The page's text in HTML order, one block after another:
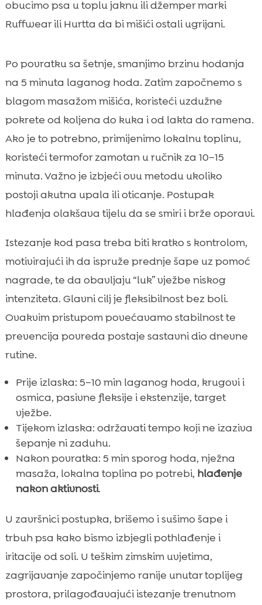
obucimo psa u toplu jaknu ili džemper marki
Ruffwear ili Hurtta da bi mišići ostali ugrijani.
Po povratku sa šetnje, smanjimo brzinu hodanja
na 5 minuta laganog hoda. Zatim započnemo s
blagom masažom mišića, koristeći uzdužne
pokrete od koljena do kuka i od lakta do ramena.
Ako je to potrebno, primijenimo lokalnu toplinu,
koristeći termofor zamotan u ručnik za 10–15
minuta. Važno je izbjeći ovu metodu ukoliko
postoji akutna upala ili oticanje. Postupak
hlađenja olakšava tijelu da se smiri i brže oporavi.
Istezanje kod pasa treba biti kratko s kontrolom,
motivirajući ih da ispruže prednje šape uz pomoć
nagrade, te da obavljaju “luk” vježbe niskog
intenziteta. Glavni cilj je fleksibilnost bez boli.
Ovakvim pristupom povećavamo stabilnost te
prevencija povreda postaje sastavni dio dnevne
rutine.
Prije izlaska: 5–10 min laganog hoda, krugovi i
osmica, pasivne fleksije i ekstenzije, target
vježbe.
Tijekom izlaska: održavati tempo koji ne izaziva
šepanje ni zaduhu.
Nakon povratka: 5 min sporog hoda, nježna
masaža, lokalna toplina po potrebi, hlađenje
nakon aktivnosti.
U završnici postupka, brišemo i sušimo šape i
trbuh psa kako bismo izbjegli pothlađenje i
iritacije od soli. U teškim zimskim uvjetima,
zagrijavanje započinjemo ranije unutar toplijeg
prostora, prilagođavajući istezanje trenutnom